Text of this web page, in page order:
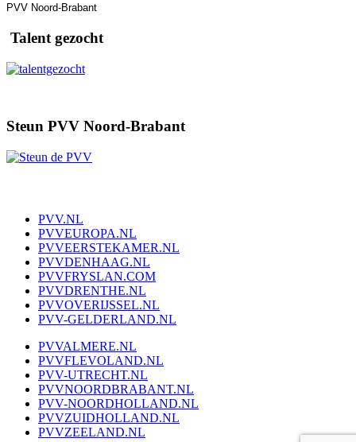
PVV Noord-Brabant
Talent gezocht
Steun PVV Noord-Brabant
PVV.NL
PVVEUROPA.NL
PVVEERSTEKAMER.NL
PVVDENHAAG.NL
PVVFRYSLAN.COM
PVVDRENTHE.NL
PVVOVERIJSSEL.NL
PVV-GELDERLAND.NL
PVVALMERE.NL
PVVFLEVOLAND.NL
PVV-UTRECHT.NL
PVVNOORDBRABANT.NL
PVV-NOORDHOLLAND.NL
PVVZUIDHOLLAND.NL
PVVZEELAND.NL